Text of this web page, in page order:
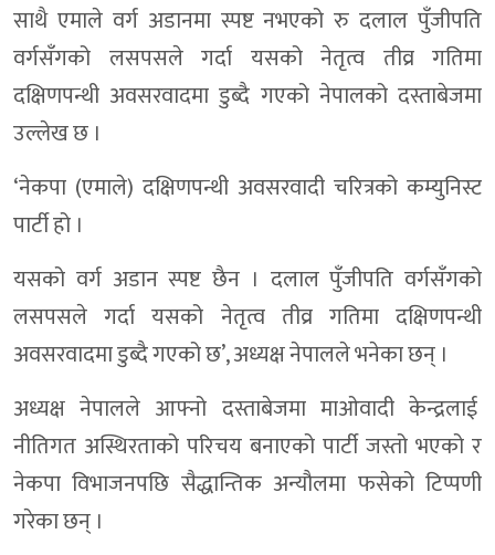
साथै एमाले वर्ग अडानमा स्पष्ट नभएको रु दलाल पुँजीपति
वर्गसँगको लसपसले गर्दा यसको नेतृत्व तीव्र गतिमा
दक्षिणपन्थी अवसरवादमा डुब्दै गएको नेपालको दस्ताबेजमा
उल्लेख छ ।
‘नेकपा (एमाले) दक्षिणपन्थी अवसरवादी चरित्रको कम्युनिस्ट
पार्टी हो ।
यसको वर्ग अडान स्पष्ट छैन । दलाल पुँजीपति वर्गसँगको
लसपसले गर्दा यसको नेतृत्व तीव्र गतिमा दक्षिणपन्थी
अवसरवादमा डुब्दै गएको छ’, अध्यक्ष नेपालले भनेका छन् ।
अध्यक्ष नेपालले आफ्नो दस्ताबेजमा माओवादी केन्द्रलाई
नीतिगत अस्थिरताको परिचय बनाएको पार्टी जस्तो भएको र
नेकपा विभाजनपछि सैद्धान्तिक अन्यौलमा फसेको टिप्पणी
गरेका छन् ।